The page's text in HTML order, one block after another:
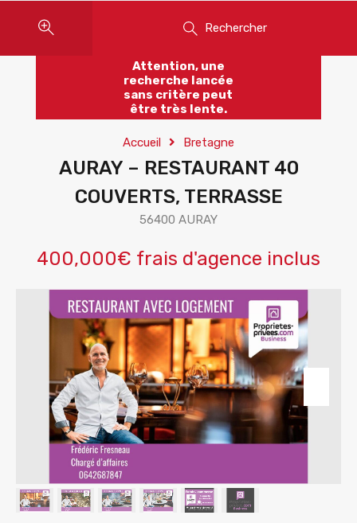
Rechercher
Attention, une
recherche lancée
sans critère peut
être très lente.
Accueil Bretagne
AURAY – RESTAURANT 40
COUVERTS, TERRASSE
56400 AURAY
400,000€ frais d'agence inclus